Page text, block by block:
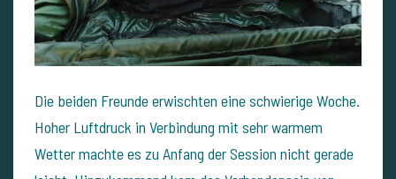
Die beiden Freunde erwischten eine schwierige Woche.
Hoher Luftdruck in Verbindung mit sehr warmem
Wetter machte es zu Anfang der Session nicht gerade